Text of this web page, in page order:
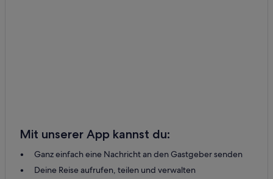
Mit unserer App kannst du:
Ganz einfach eine Nachricht an den Gastgeber senden
Deine Reise aufrufen, teilen und verwalten